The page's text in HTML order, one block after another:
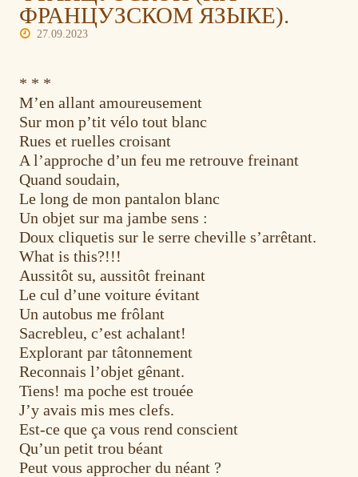
ФРАНЦУЗСКОМ ЯЗЫКЕ).
27.09.2023
* * *
M’en allant amoureusement
Sur mon p’tit vélo tout blanc
Rues et ruelles croisant
A l’approche d’un feu me retrouve freinant
Quand soudain,
Le long de mon pantalon blanc
Un objet sur ma jambe sens :
Doux cliquetis sur le serre cheville s’arrêtant.
What is this?!!!
Aussitôt su, aussitôt freinant
Le cul d’une voiture évitant
Un autobus me frôlant
Sacrebleu, c’est achalant!
Explorant par tâtonnement
Reconnais l’objet gênant.
Tiens! ma poche est trouée
J’y avais mis mes clefs.
Est-ce que ça vous rend conscient
Qu’un petit trou béant
Peut vous approcher du néant ?